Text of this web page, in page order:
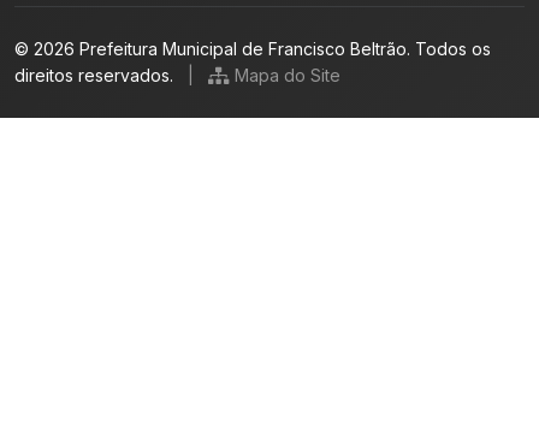
© 2026 Prefeitura Municipal de Francisco Beltrão. Todos os
direitos reservados.
Mapa do Site